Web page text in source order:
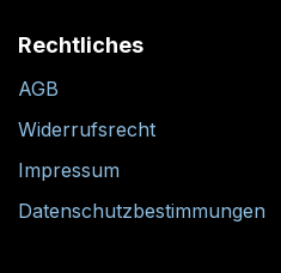
Rechtliches
AGB
Widerrufsrecht
Impressum
Datenschutzbestimmungen